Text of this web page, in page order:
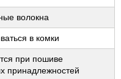
волокна
в комки
при пошиве
принадлежностей